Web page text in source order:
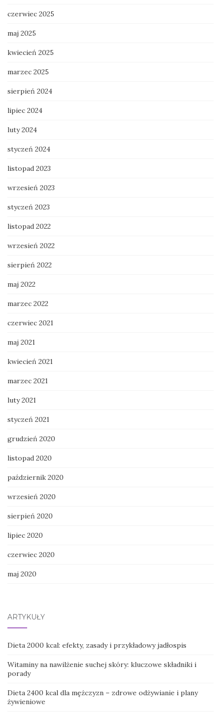
czerwiec 2025
maj 2025
kwiecień 2025
marzec 2025
sierpień 2024
lipiec 2024
luty 2024
styczeń 2024
listopad 2023
wrzesień 2023
styczeń 2023
listopad 2022
wrzesień 2022
sierpień 2022
maj 2022
marzec 2022
czerwiec 2021
maj 2021
kwiecień 2021
marzec 2021
luty 2021
styczeń 2021
grudzień 2020
listopad 2020
październik 2020
wrzesień 2020
sierpień 2020
lipiec 2020
czerwiec 2020
maj 2020
ARTYKUŁY
Dieta 2000 kcal: efekty, zasady i przykładowy jadłospis
Witaminy na nawilżenie suchej skóry: kluczowe składniki i
porady
Dieta 2400 kcal dla mężczyzn – zdrowe odżywianie i plany
żywieniowe